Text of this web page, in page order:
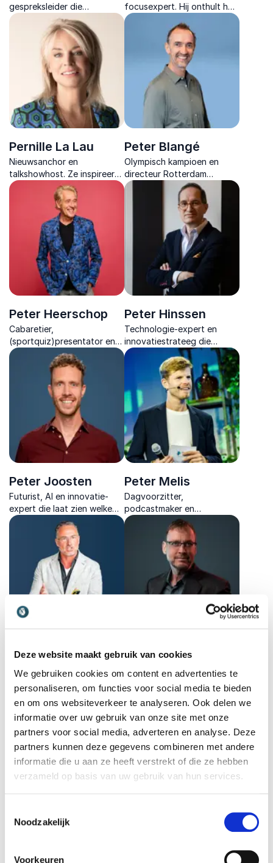
Deze website maakt gebruik van cookies
We gebruiken cookies om content en advertenties te
personaliseren, om functies voor social media te bieden
en om ons websiteverkeer te analyseren. Ook delen we
informatie over uw gebruik van onze site met onze
partners voor social media, adverteren en analyse. Deze
partners kunnen deze gegevens combineren met andere
informatie die u aan ze heeft verstrekt of die ze hebben
verzameld op basis van uw gebruik van hun services.
Noodzakelijk
Voorkeuren
gespreksleider die
maatschappelijke thema’s
helder maakt en met energie
en empathie dialogen
versterkt tijdens
uiteenlopende
evenementen.
focusexpert. Hij onthult hoe
focus de sleutel is tot
betere prestaties, energie
en voldoening.
Pernille La Lau
Nieuwsanchor en
talkshowhost. Ze inspireert
organisaties met krachtige
keynotes over werkgeluk,
communicatie en
leiderschap.
Peter Blangé
Olympisch kampioen en
directeur Rotterdam
Topsport, met unieke
inzichten in leiderschap,
innovatie en teamdynamiek.
Peter Heerschop
Cabaretier,
(sportquiz)presentator en
dagvoorzitter die humor en
inhoud samenbrengt in
inspirerende sessies vol
interactie en herkenbare
Peter Hinssen
Technologie-expert en
innovatiestrateeg die
organisaties helpt richting
te vinden in snelle
verandering en leiders
inspireert om
toekomstgericht te
handelen.
Peter Joosten
Futurist, AI en innovatie-
expert die laat zien welke
technologische trends ertoe
doen en hoe je ze benut
met praktische strategieën,
voor bedrijven en
organisaties
Peter Melis
Dagvoorzitter,
podcastmaker en
ondernemer die events
verrijkt met energie,
inhoudelijke scherpte en
sterke interactie.
Peter Ros
toekomststrateeg die
organisaties helpt opnieuw
focus en richting te vinden
in een wereld vol afleiding
samenwerking
Peter Zinn
inspireert met heldere
inzichten, toekomstvisie en
concrete acties, ideaal voor
organisaties die digitaal
Philip Jordanov
Gedragswetenschapper en
neuropsychologie vertaalt
Oud-militair en optimistische
doorbreken van taboes bij